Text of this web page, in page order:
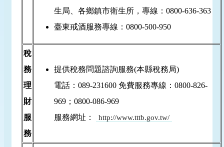
生局、各鄉鎮市衛生所，專線：0800-636-363
臺東戒酒服務專線：0800-500-950
稅
務
理
財
服
務
提供稅務問題諮詢服務(本縣稅務局)
電話：089-231600 免費服務專線：0800-826-
969；0800-086-969
服務網址：
http://www.tttb.gov.tw/